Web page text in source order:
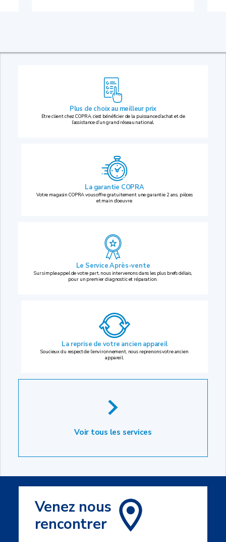
Plus de choix au meilleur prix
Etre client chez COPRA, c’est bénéficier de la puissance d’achat et de
l’assistance d’un grand réseau national.
La garantie COPRA
Votre magasin COPRA vous offre gratuitement une garantie 2 ans, pièces
et main d’oeuvre.
Le Service Après-vente
Sur simple appel de votre part, nous intervenons dans les plus brefs délais,
pour un premier diagnostic et réparation.
La reprise de votre ancien appareil
Soucieux du respect de l’environnement, nous reprenons votre ancien
appareil.
Voir tous les services
Venez nous
rencontrer